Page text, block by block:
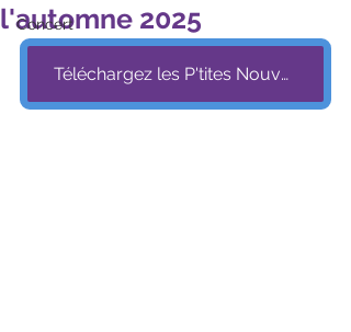
Concert
l'automne 2025
Téléchargez les P'tites Nouvelles octobre 2025